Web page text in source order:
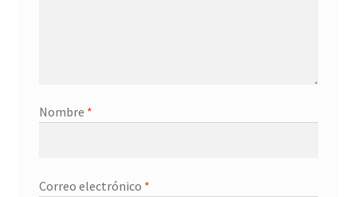
Nombre *
Correo electrónico *